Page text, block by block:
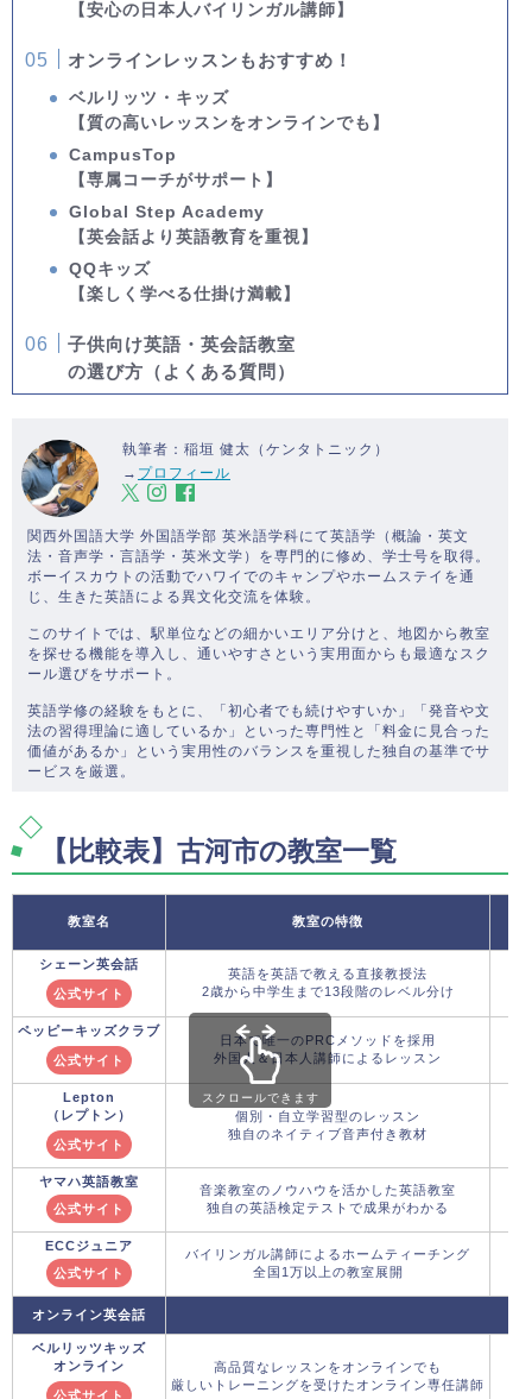
【安心の日本人バイリンガル講師】
オンラインレッスンもおすすめ！
ベルリッツ・キッズ
【質の高いレッスンをオンラインでも】
CampusTop
【専属コーチがサポート】
Global Step Academy
【英会話より英語教育を重視】
QQキッズ
【楽しく学べる仕掛け満載】
子供向け英語・英会話教室
の選び方（よくある質問）
執筆者：稲垣 健太（ケンタトニック）
→ プロフィール
関西外国語大学 外国語学部 英米語学科にて英語学（概論・英文
法・音声学・言語学・英米文学）を専門的に修め、学士号を取得。
ボーイスカウトの活動でハワイでのキャンプやホームステイを通
じ、生きた英語による異文化交流を体験。
このサイトでは、駅単位などの細かいエリア分けと、地図から教室
を探せる機能を導入し、通いやすさという実用面からも最適なスク
ール選びをサポート。
英語学修の経験をもとに、「初心者でも続けやすいか」「発音や文
法の習得理論に適しているか」といった専門性と「料金に見合った
価値があるか」という実用性のバランスを重視した独自の基準でサ
ービスを厳選。
【比較表】古河市の教室一覧
教室名 教室の特徴
シェーン英会話
公式サイト
英語を英語で教える直接教授法
2歳から中学生まで13段階のレベル分け
ペッピーキッズクラブ
公式サイト
日本で唯一のPRCメソッドを採用
外国人＆日本人講師によるレッスン
Lepton
（レプトン）
公式サイト
個別・自立学習型のレッスン
独自のネイティブ音声付き教材
ヤマハ英語教室
公式サイト
音楽教室のノウハウを活かした英語教室
独自の英語検定テストで成果がわかる
ECCジュニア
公式サイト
バイリンガル講師によるホームティーチング
全国1万以上の教室展開
オンライン英会話
ベルリッツキッズ
オンライン
公式サイト
高品質なレッスンをオンラインでも
厳しいトレーニングを受けたオンライン専任講師
スクロールできます